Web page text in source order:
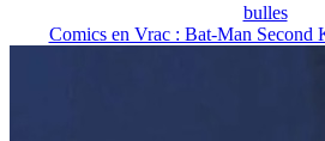
bulles
Comics en Vrac : Bat-Man Second